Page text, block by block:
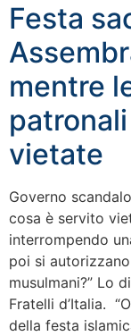
Festa
mentre
vietate
Governo
cosa è servito
interrompendo
poi si
musulmani?” Lo
Fratelli d’Italia.
della festa